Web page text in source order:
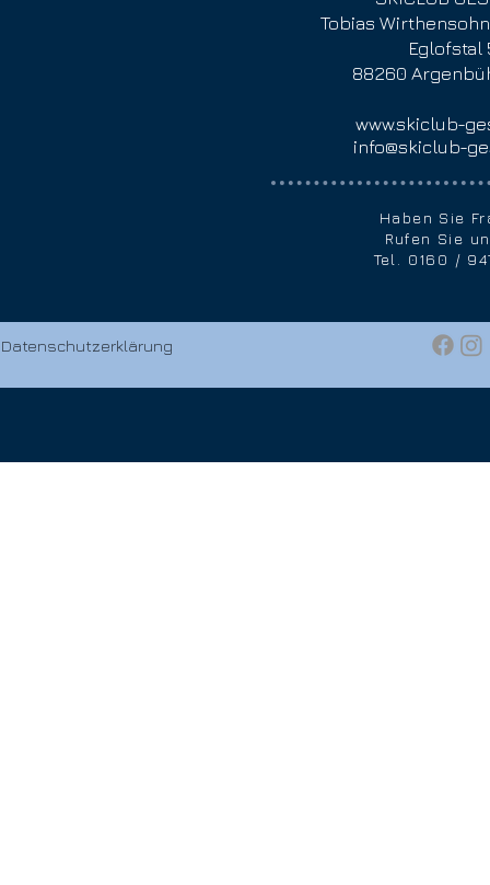
Tobias Wirthensohn
Eglofstal
88260
www.skiclub-
info@skiclub-
Haben Sie
Rufen Sie
Tel. 0160 /
Datenschutzerklärung